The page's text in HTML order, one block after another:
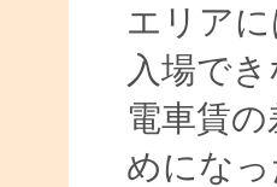
エリアに
入場で
電車賃
めにな